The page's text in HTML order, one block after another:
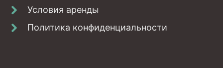
Условия аренды
Политика конфиденциальности